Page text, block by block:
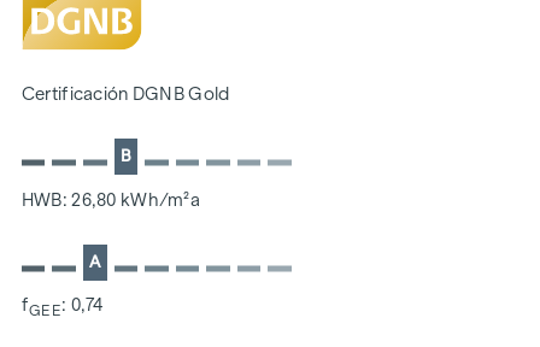
SOSTENIBILIDAD
los futuros residentes son el centro de este proyecto de
inmueble, prestamos atención a minimizar el consumo de
energía y recursos naturales durante la construcción. Como
Sostenible), el proyecto ya cuenta con la certificación previa
de la categoría DGNB Gold.
Certificación DGNB Gold
B
HWB: 26,80 kWh/m²a
A
fGEE: 0,74